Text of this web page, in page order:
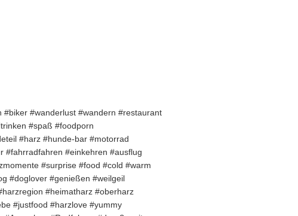
#wanderlust #wandern #restaurant
#spaß #foodporn
#harz #hunde-bar #motorrad
#fahrradfahren #einkehren #ausflug
#surprise #food #cold #warm
#doglover #genießen #weilgeil
#heimatharz #oberharz
#justfood #harzlove #yummy